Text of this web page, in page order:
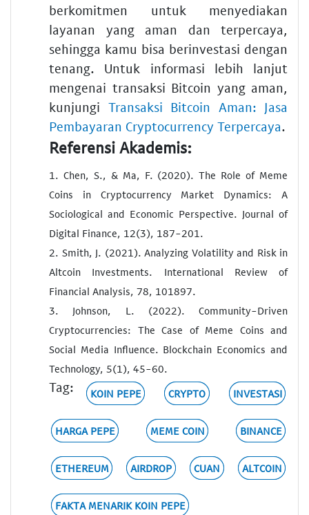
berkomitmen untuk menyediakan
layanan yang aman dan terpercaya,
sehingga kamu bisa berinvestasi dengan
tenang. Untuk informasi lebih lanjut
mengenai transaksi Bitcoin yang aman,
kunjungi Transaksi Bitcoin Aman: Jasa
Pembayaran Cryptocurrency Terpercaya.
Referensi Akademis:
1. Chen, S., & Ma, F. (2020). The Role of Meme
Coins in Cryptocurrency Market Dynamics: A
Sociological and Economic Perspective. Journal of
Digital Finance, 12(3), 187-201.
2. Smith, J. (2021). Analyzing Volatility and Risk in
Altcoin Investments. International Review of
Financial Analysis, 78, 101897.
3. Johnson, L. (2022). Community-Driven
Cryptocurrencies: The Case of Meme Coins and
Social Media Influence. Blockchain Economics and
Technology, 5(1), 45-60.
Tag: KOIN PEPE CRYPTO INVESTASI
HARGA PEPE MEME COIN BINANCE
ETHEREUM AIRDROP CUAN ALTCOIN
FAKTA MENARIK KOIN PEPE